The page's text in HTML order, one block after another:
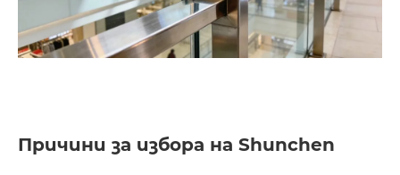
Причини за избора на Shunchen